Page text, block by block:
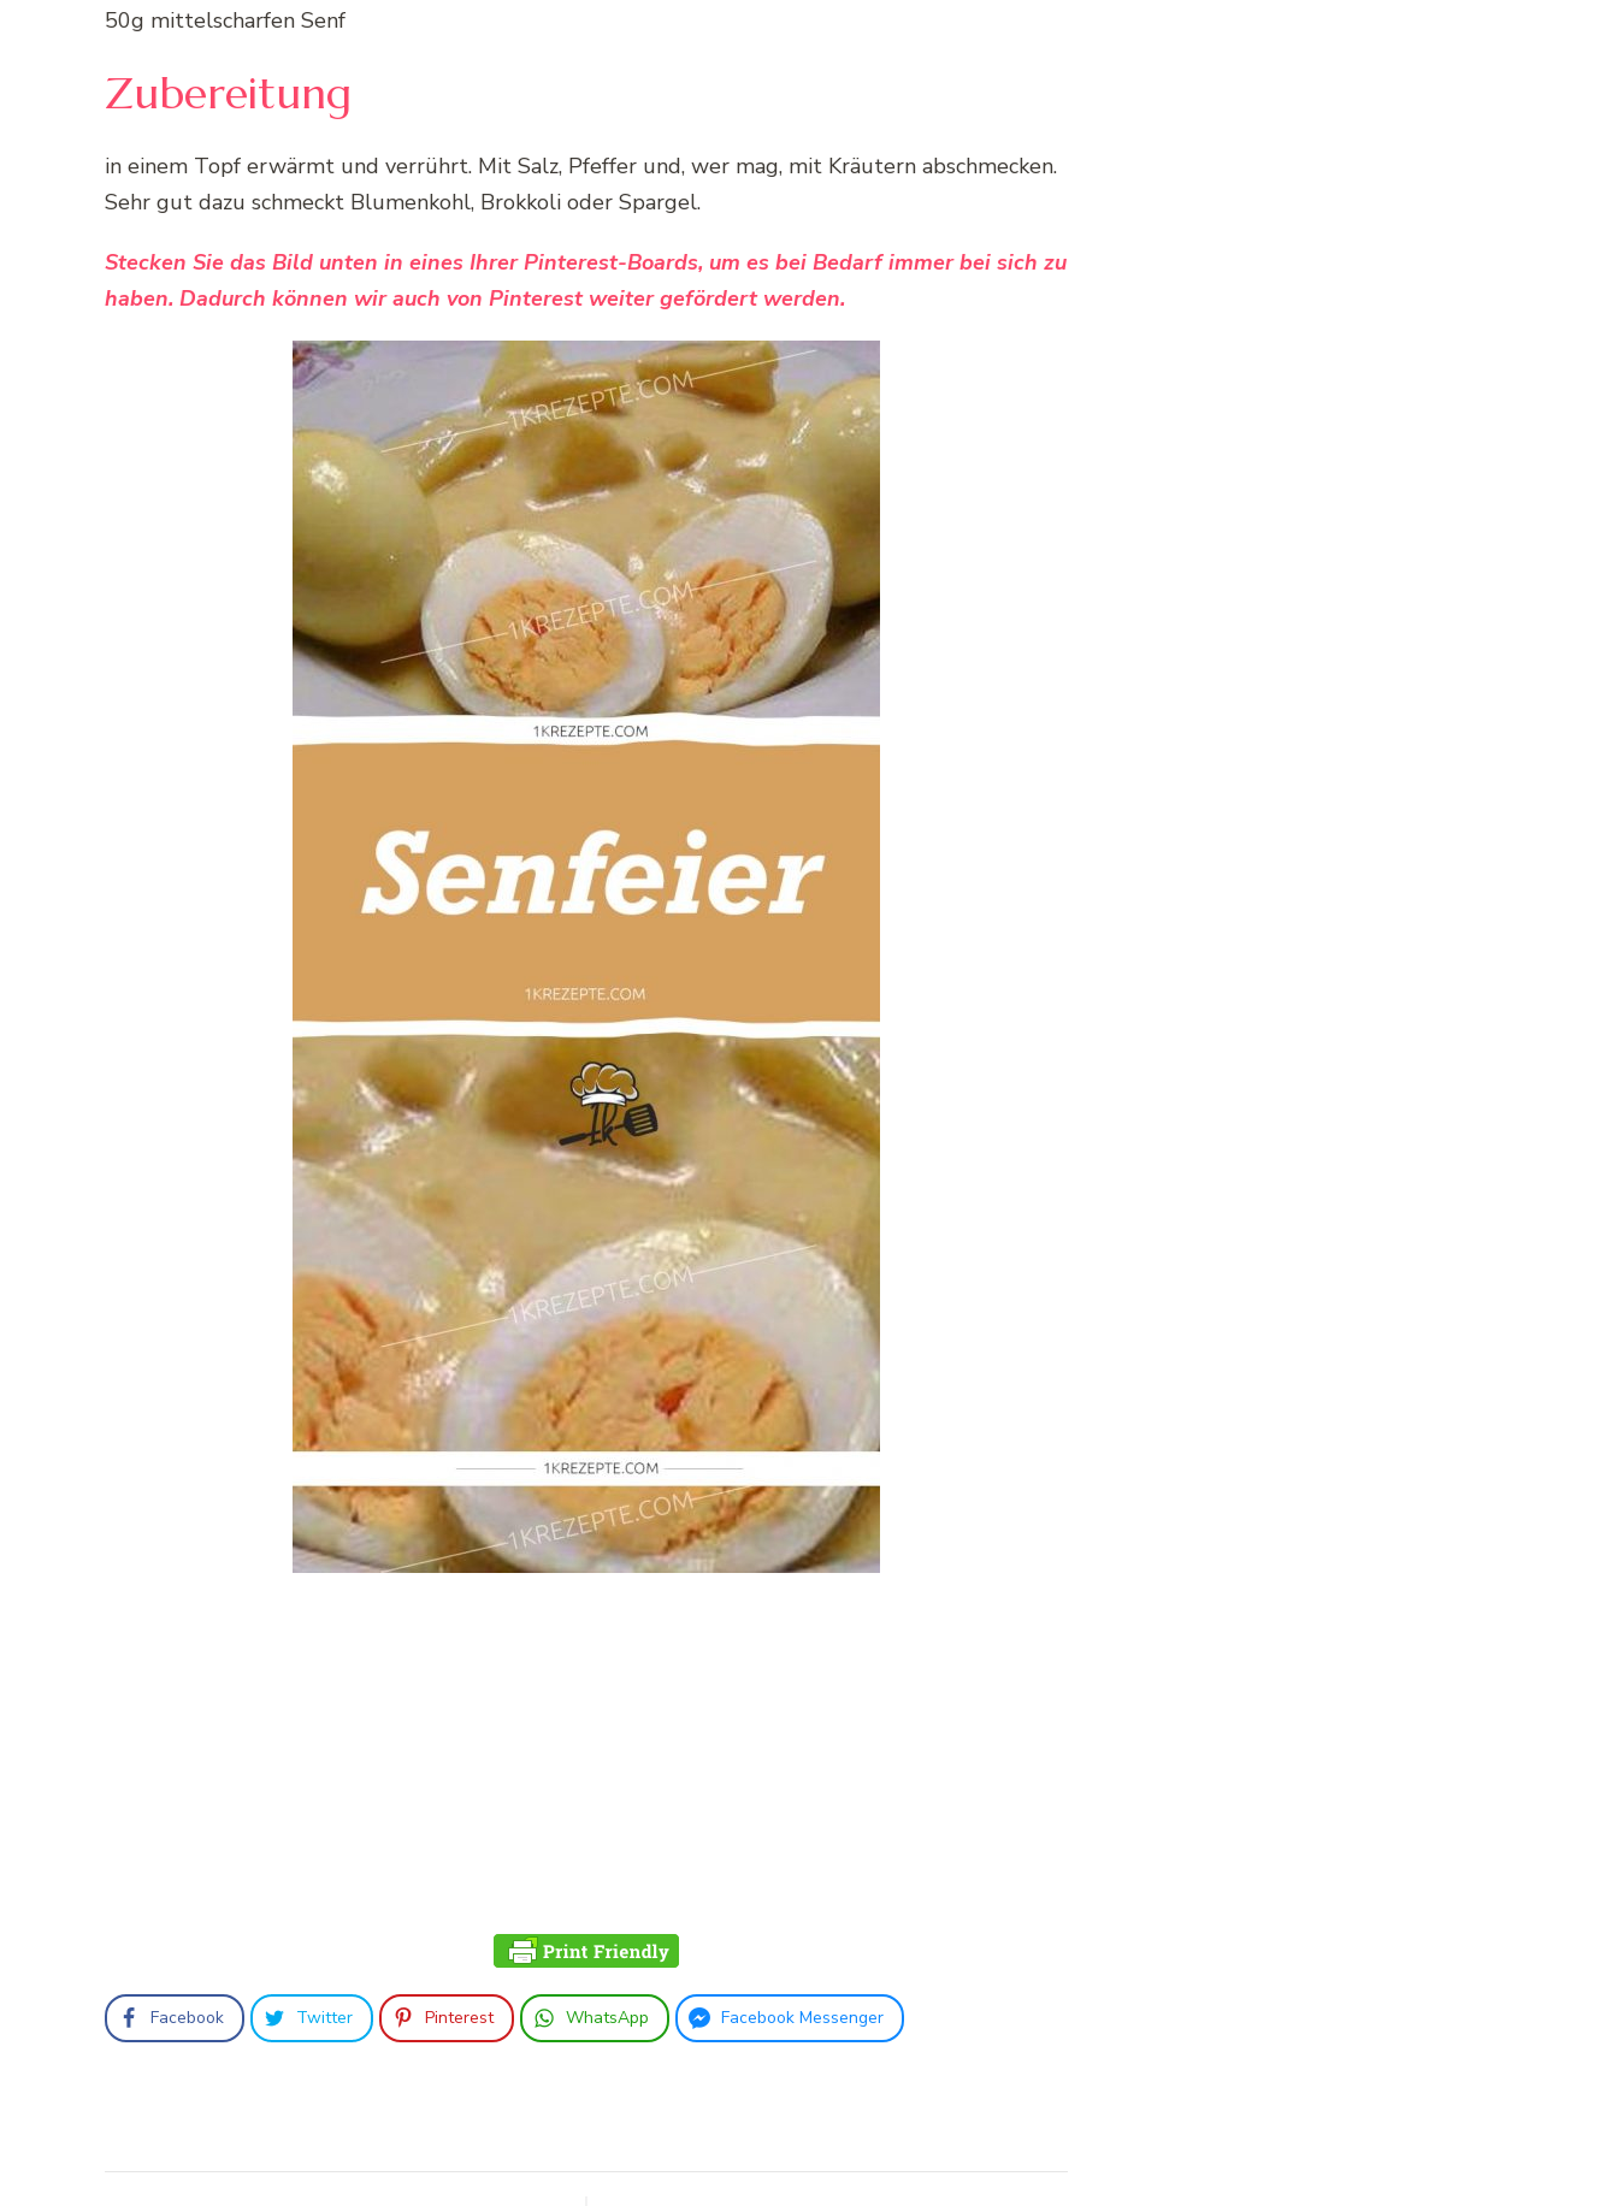
50g mittelscharfen Senf
Zubereitung
in einem Topf erwärmt und verrührt. Mit Salz, Pfeffer und, wer mag, mit Kräutern abschmecken.
Sehr gut dazu schmeckt Blumenkohl, Brokkoli oder Spargel.
Stecken Sie das Bild unten in eines Ihrer Pinterest-Boards, um es bei Bedarf immer bei sich zu
haben. Dadurch können wir auch von Pinterest weiter gefördert werden.
Facebook Twitter Pinterest WhatsApp Facebook Messenger